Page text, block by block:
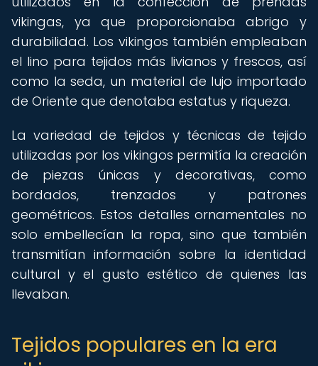
vikingas, ya que proporcionaba abrigo y
durabilidad. Los vikingos también empleaban
el lino para tejidos más livianos y frescos, así
como la seda, un material de lujo importado
de Oriente que denotaba estatus y riqueza.
La variedad de tejidos y técnicas de tejido
utilizadas por los vikingos permitía la creación
de piezas únicas y decorativas, como
bordados, trenzados y patrones
geométricos. Estos detalles ornamentales no
solo embellecían la ropa, sino que también
transmitían información sobre la identidad
cultural y el gusto estético de quienes las
llevaban.
Tejidos populares en la era